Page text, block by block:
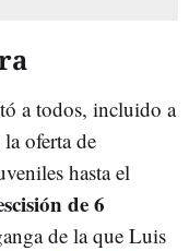
a todos, incluido a
oferta de
hasta el
de 6
de la que Luis